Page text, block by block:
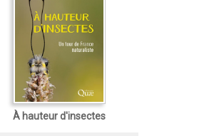
À hauteur d'insectes